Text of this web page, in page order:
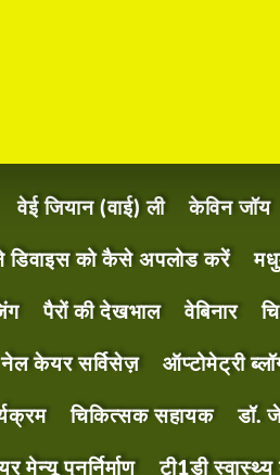
वेई जियान (वाई) ली केविन जॉय
डिवाइस को कैसे अपलोड करें
पैरों की देखभाल वेबिनार
नेल केयर सर्विसेज़ ऑप्टोमेट्री
चिकित्सक सहायक डॉ.
मेन्यू पुनर्निर्माण टी1डी